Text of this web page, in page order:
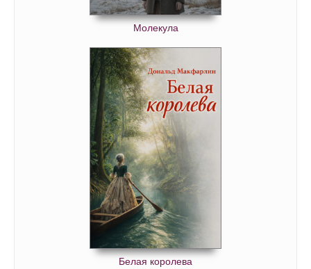
Молекула
Белая королева